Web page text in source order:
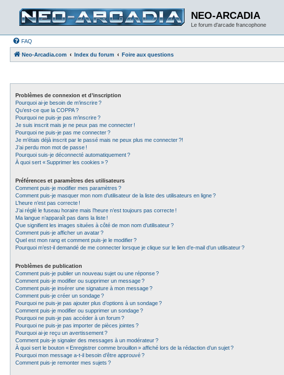
NEO-ARCADIA
Le forum d'arcade francophone
FAQ
Neo-Arcadia.com Index du forum Foire aux questions
Problèmes de connexion et d’inscription
Pourquoi ai-je besoin de m’inscrire ?
Qu’est-ce que la COPPA ?
Pourquoi ne puis-je pas m’inscrire ?
Je suis inscrit mais je ne peux pas me connecter !
Pourquoi ne puis-je pas me connecter ?
Je m’étais déjà inscrit par le passé mais ne peux plus me connecter ?!
J’ai perdu mon mot de passe !
Pourquoi suis-je déconnecté automatiquement ?
À quoi sert « Supprimer les cookies » ?
Préférences et paramètres des utilisateurs
Comment puis-je modifier mes paramètres ?
Comment puis-je masquer mon nom d’utilisateur de la liste des utilisateurs en ligne ?
L’heure n’est pas correcte !
J’ai réglé le fuseau horaire mais l’heure n’est toujours pas correcte !
Ma langue n’apparaît pas dans la liste !
Que signifient les images situées à côté de mon nom d’utilisateur ?
Comment puis-je afficher un avatar ?
Quel est mon rang et comment puis-je le modifier ?
Pourquoi m’est-il demandé de me connecter lorsque je clique sur le lien d’e-mail d’un utilisateur ?
Problèmes de publication
Comment puis-je publier un nouveau sujet ou une réponse ?
Comment puis-je modifier ou supprimer un message ?
Comment puis-je insérer une signature à mon message ?
Comment puis-je créer un sondage ?
Pourquoi ne puis-je pas ajouter plus d’options à un sondage ?
Comment puis-je modifier ou supprimer un sondage ?
Pourquoi ne puis-je pas accéder à un forum ?
Pourquoi ne puis-je pas importer de pièces jointes ?
Pourquoi ai-je reçu un avertissement ?
Comment puis-je signaler des messages à un modérateur ?
À quoi sert le bouton « Enregistrer comme brouillon » affiché lors de la rédaction d’un sujet ?
Pourquoi mon message a-t-il besoin d’être approuvé ?
Comment puis-je remonter mes sujets ?